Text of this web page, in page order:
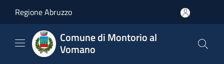
Regione Abruzzo
Comune di Montorio al
Vomano